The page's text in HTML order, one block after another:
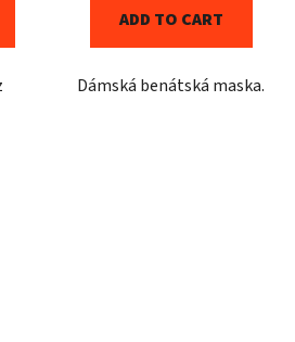
ADD TO CART
Dámská benátská maska.